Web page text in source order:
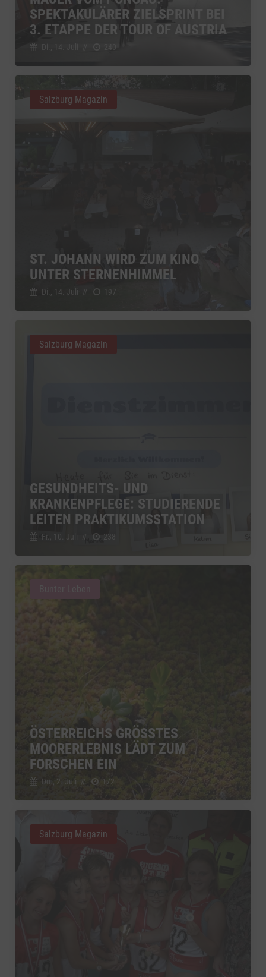
SPEKTAKULÄRER ZIELSPRINT BEI
3. ETAPPE DER TOUR OF AUSTRIA
ST. JOHANN WIRD ZUM KINO
UNTER STERNENHIMMEL
Di., 14. Juli // 197
Salzburg Magazin
GESUNDHEITS- UND
KRANKENPFLEGE: STUDIERENDE
LEITEN PRAKTIKUMSSTATION
Fr., 10. Juli // 238
Salzburg Magazin
ÖSTERREICHS GRÖSSTES M
OORERLEBNIS LÄDT ZUM F
ORSCHEN EIN
Do., 2. Juli // 172
Salzburg Magazin